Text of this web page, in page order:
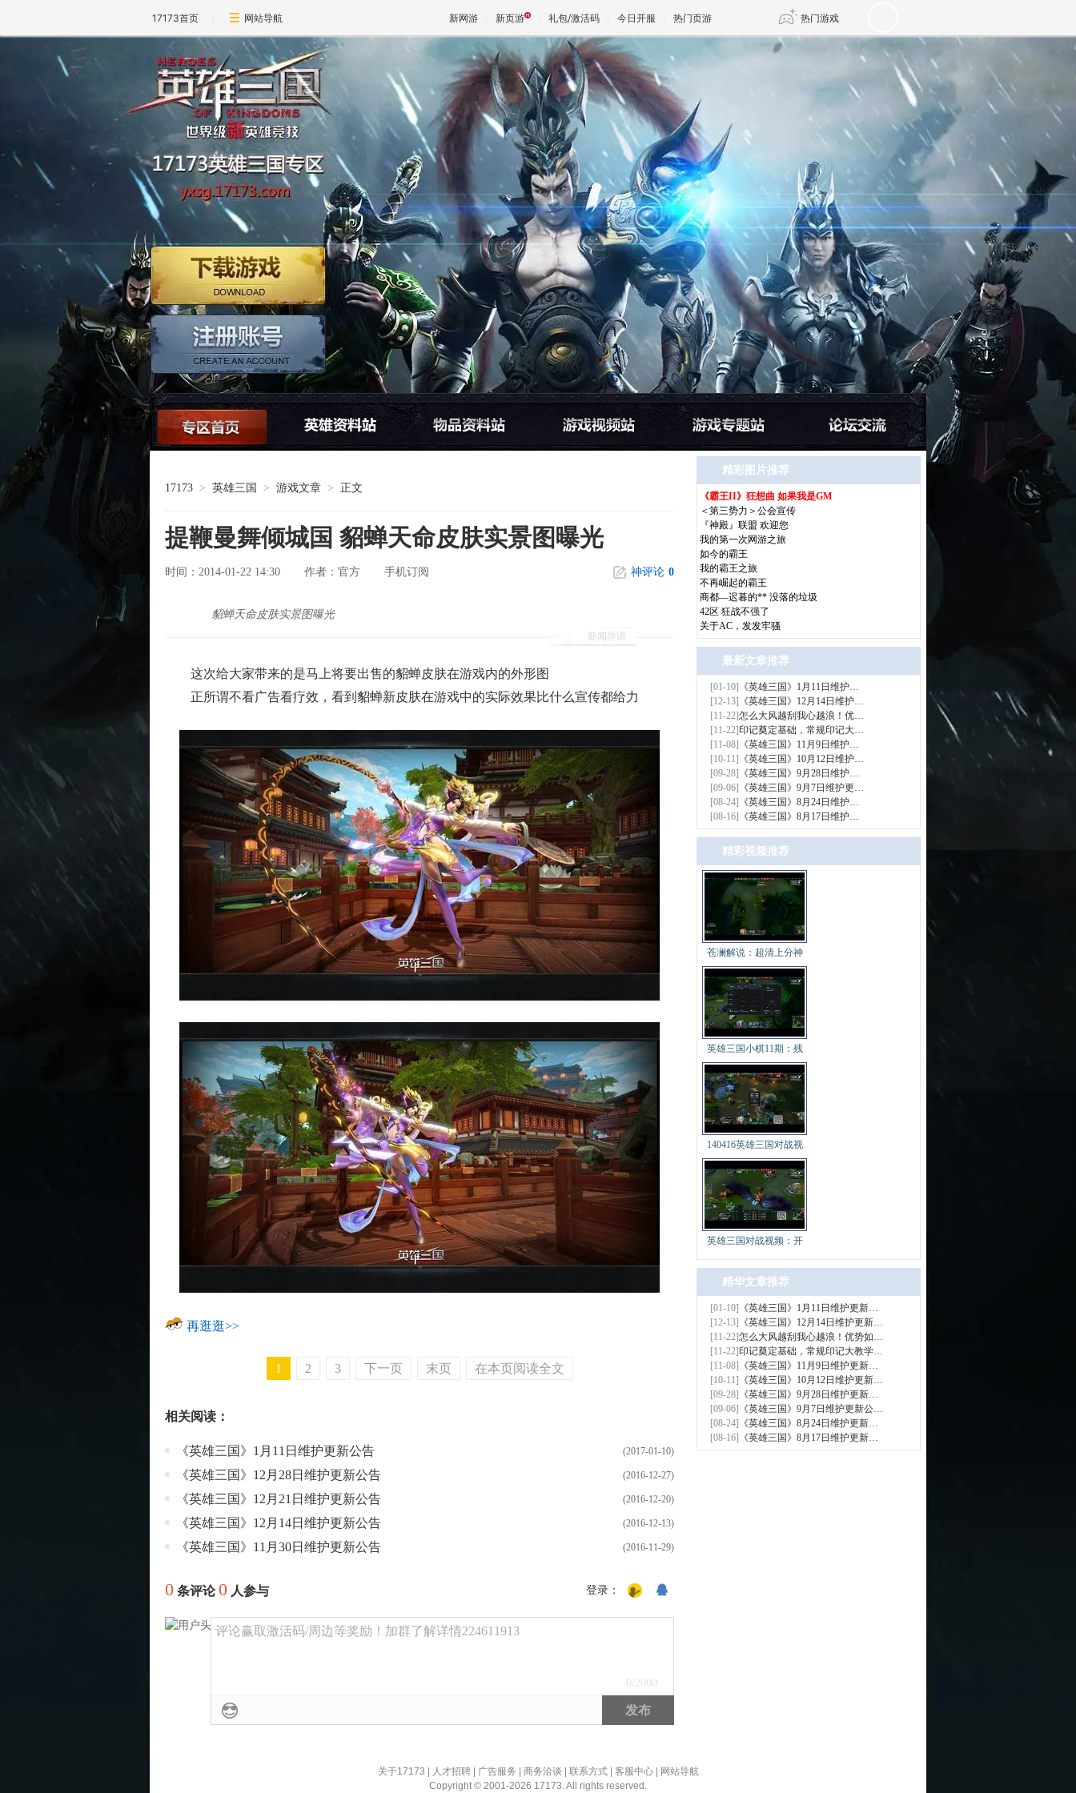
17173首页 网站导航 新网游 新页游 礼包/激活码 今日开服 热门页游 热门游戏
魔兽
天堂 剑网3旗舰版 新天龙八部
王权与自由 诛仙世界 新仙侠5
论坛交流
17173 > 英雄三国 > 游戏文章 > 正文
提鞭曼舞倾城国 貂蝉天命皮肤实景图曝光
时间：2014-01-22 14:30 作者： 官方 手机订阅 神评论 0
新闻导语
貂蝉天命皮肤实景图曝光
这次给大家带来的是马上将要出售的貂蝉皮肤在游戏内的外形图
正所谓不看广告看疗效，看到貂蝉新皮肤在游戏中的实际效果比什么宣传都给力
再逛逛>>
1 2 3 下一页 末页 在本页阅读全文
相关阅读：
(2017-01-10)
《英雄三国》1月11日维护更新公告
(2016-12-27)
《英雄三国》12月28日维护更新公告
(2016-12-20)
《英雄三国》12月21日维护更新公告
(2016-12-13)
《英雄三国》12月14日维护更新公告
(2016-11-29)
《英雄三国》11月30日维护更新公告
0 条评论0 人参与 登录：
评论赢取激活码/周边等奖励！加群了解详情224611913
0 /2000
发布
精彩图片推荐
更多>
《霸王II》狂想曲 如果我是GM
＜第三势力＞公会宣传
『神殿』联盟 欢迎您
我的第一次网游之旅
如今的霸王
我的霸王之旅
不再崛起的霸王
商都—迟暮的** 没落的垃圾
42区 狂战不强了
关于AC，发发牢骚
最新文章推荐
更多>[01-10]
《英雄三国》1月11日维护…
[12-13]
《英雄三国》12月14日维护…
[11-22]怎么大风越刮我心越浪！优…
[11-22]印记奠定基础，常规印记大…
[11-08]
《英雄三国》11月9日维护…
[10-11]
《英雄三国》10月12日维护…
[09-28]
《英雄三国》9月28日维护…
[09-06]
《英雄三国》9月7日维护更…
[08-24]
《英雄三国》8月24日维护…
[08-16]
《英雄三国》8月17日维护…
精彩视频推荐
更多>
苍澜解说：超清上分神
英雄三国小棋11期：残
140416英雄三国对战视
英雄三国对战视频：开
精华文章推荐
更多>[01-10]
《英雄三国》1月11日维护更新…
[12-13]
《英雄三国》12月14日维护更新…
[11-22]怎么大风越刮我心越浪！优势如…
[11-22]印记奠定基础，常规印记大教学…
[11-08]
《英雄三国》11月9日维护更新…
[10-11]
《英雄三国》10月12日维护更新…
[09-28]
《英雄三国》9月28日维护更新…
[09-06]
《英雄三国》9月7日维护更新公…
[08-24]
《英雄三国》8月24日维护更新…
[08-16]
《英雄三国》8月17日维护更新…
关于17173 人才招聘| 广告服务 商务洽谈 联系方式| 客服中心|
网站导航
Copyright © 2001-2026 17173. All rights reserved.